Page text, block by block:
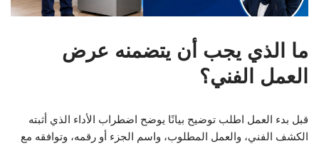
ما الذي يجب أن يتضمنه عرض
العمل الفني؟
قبل بدء العمل اطلب توضيح بيانًا يوضح اضطراب الأداء الذي أثبته
الكشف الفني، والعمل المطلوب، واسم الجزء أو رقمه، وتوافقه مع